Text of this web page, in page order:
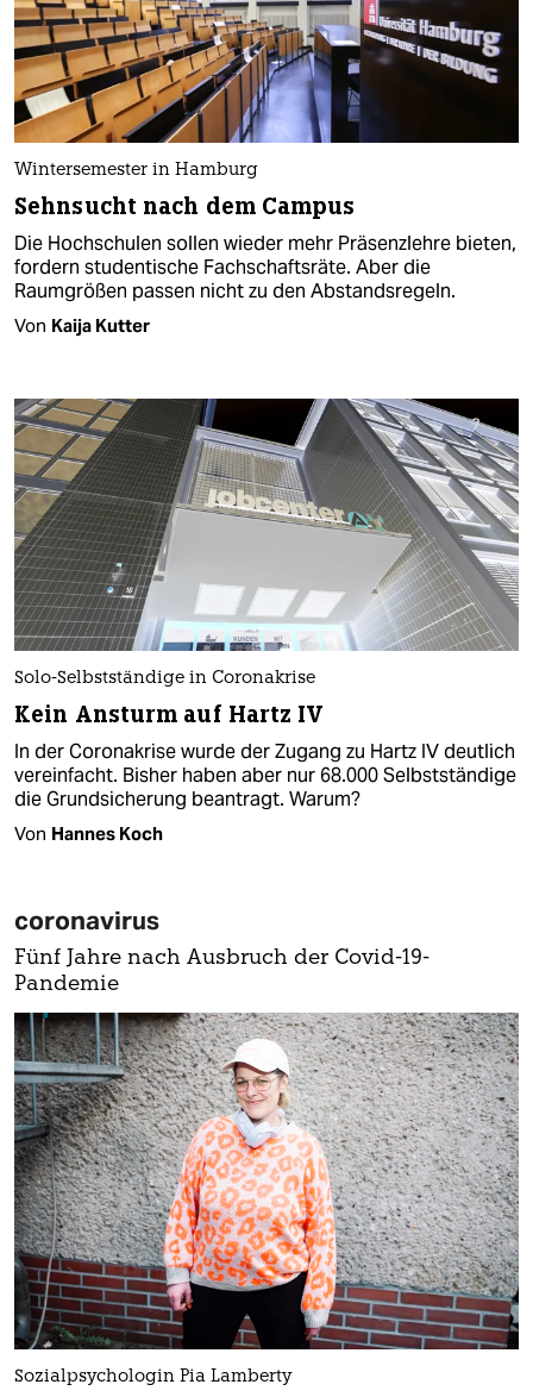
Wintersemester in Hamburg
Sehnsucht nach dem Campus
Die Hochschulen sollen wieder mehr Präsenzlehre bieten,
fordern studentische Fachschaftsräte. Aber die
Raumgrößen passen nicht zu den Abstandsregeln.
Von Kaija Kutter
Solo-Selbstständige in Coronakrise
Kein Ansturm auf Hartz IV
In der Coronakrise wurde der Zugang zu Hartz IV deutlich
vereinfacht. Bisher haben aber nur 68.000 Selbstständige
die Grundsicherung beantragt. Warum?
Von Hannes Koch
coronavirus
Fünf Jahre nach Ausbruch der Covid-19-
Pandemie
Sozialpsychologin Pia Lamberty